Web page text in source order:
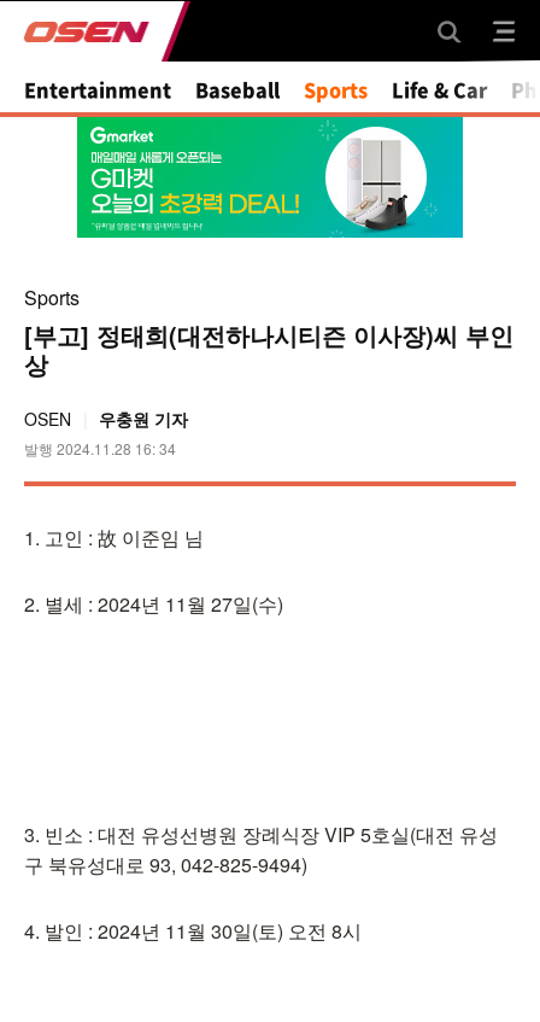
Entertainment Baseball Sports Life & Car
Sports
[부고] 정태희(대전하나시티즌 이사장)씨 부인
상
OSEN 우충원 기자
발행 2024.11.28 16: 34
1. 고인 : 故 이준임 님
2. 별세 : 2024년 11월 27일(수)
3. 빈소 : 대전 유성선병원 장례식장 VIP 5호실(대전 유성
구 북유성대로 93, 042-825-9494)
4. 발인 : 2024년 11월 30일(토) 오전 8시